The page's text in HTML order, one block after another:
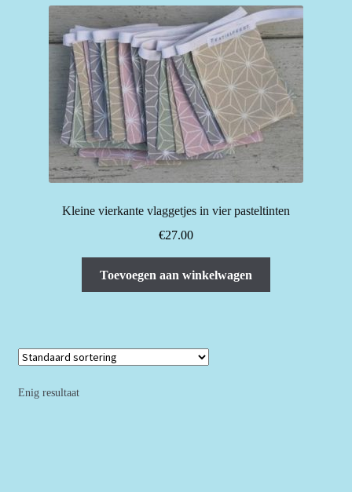
Kleine vierkante vlaggetjes in vier pasteltinten
€27.00
Toevoegen aan winkelwagen
Enig resultaat